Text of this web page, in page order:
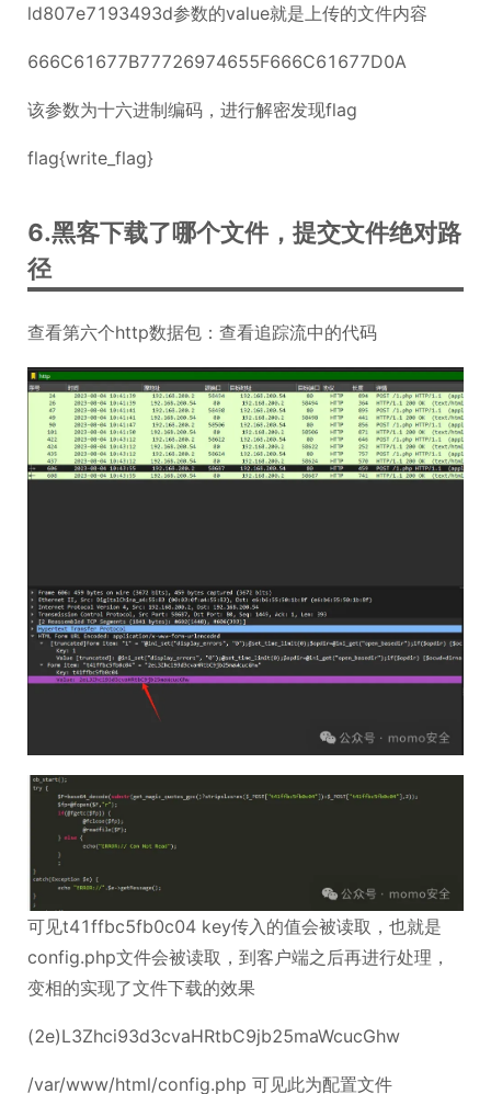
ld807e7193493d参数的value就是上传的文件内容
666C61677B77726974655F666C61677D0A
该参数为十六进制编码，进行解密发现flag
flag{write_flag}
6.黑客下载了哪个文件，提交文件绝对路
径
查看第六个http数据包：查看追踪流中的代码
可见t41ffbc5fb0c04 key传入的值会被读取，也就是
config.php文件会被读取，到客户端之后再进行处理，
变相的实现了文件下载的效果
(2e)L3Zhci93d3cvaHRtbC9jb25maWcucGhw
/var/www/html/config.php 可见此为配置文件